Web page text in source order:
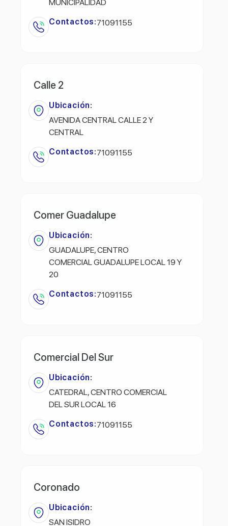
MUNICIPALIDAD
Contactos:71091155
Calle 2
Ubicación:
AVENIDA CENTRAL CALLE 2 Y
CENTRAL
Contactos:71091155
Comer Guadalupe
Ubicación:
GUADALUPE, CENTRO
COMERCIAL GUADALUPE LOCAL 19 Y
20
Contactos:71091155
Comercial Del Sur
Ubicación:
CATEDRAL, CENTRO COMERCIAL
DEL SUR LOCAL 16
Contactos:71091155
Coronado
Ubicación:
SAN ISIDRO